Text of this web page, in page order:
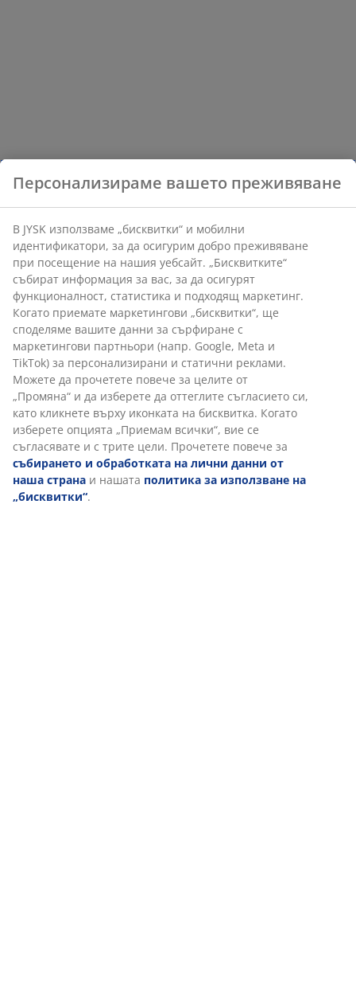
Персонализираме вашето преживяване
В JYSK използваме „бисквитки“ и мобилни
идентификатори, за да осигурим добро преживяване
при посещение на нашия уебсайт. „Бисквитките“
събират информация за вас, за да осигурят
функционалност, статистика и подходящ маркетинг.
Когато приемате маркетингови „бисквитки“, ще
споделяме вашите данни за сърфиране с
маркетингови партньори (напр. Google, Meta и
TikTok) за персонализирани и статични реклами.
Можете да прочетете повече за целите от
„Промяна“ и да изберете да оттеглите съгласието си,
като кликнете върху иконката на бисквитка. Когато
изберете опцията „Приемам всички“, вие се
съгласявате и с трите цели. Прочетете повече за
събирането и обработката на лични данни от
наша страна и нашата политика за използване на
„бисквитки“.